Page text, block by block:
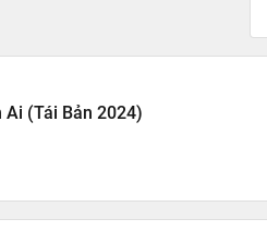
Ai (Tái Bản 2024)